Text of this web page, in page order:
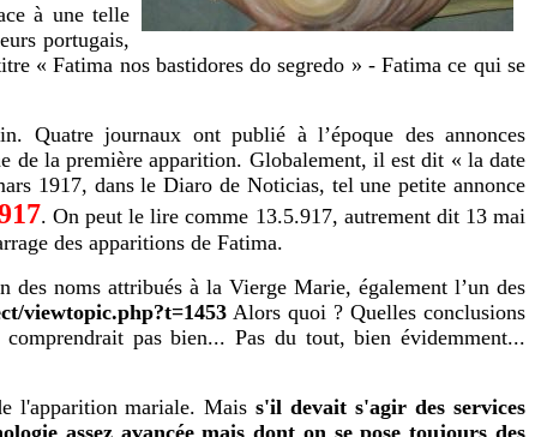
à une telle
portugais,
« Fatima nos bastidores do segredo » - Fatima ce qui se
Quatre journaux ont publié à l’époque des annonces
de la première apparition. Globalement, il est dit « la date
1917, dans le Diaro de Noticias, tel une petite annonce
. On peut le lire comme 13.5.917, autrement dit 13 mai
des apparitions de Fatima.
noms attribués à la Vierge Marie, également l’un des
viewtopic.php?t=1453 Alors quoi ? Quelles conclusions
pas bien... Pas du tout, bien évidemment...
l'apparition mariale. Maiss'il devait s'agir des services
assez avancée mais dont on se pose toujours des